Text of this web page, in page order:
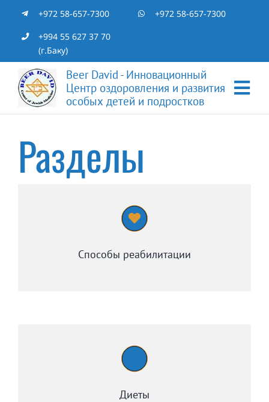
content
+972 58-657-7300
+972 58-657-7300
+994 55 627 37 70
(г.Баку)
Beer David - Инновационный
Центр оздоровления и развития
особых детей и подростков
Специалисты
Разделы
Способы реабилитации
Диеты